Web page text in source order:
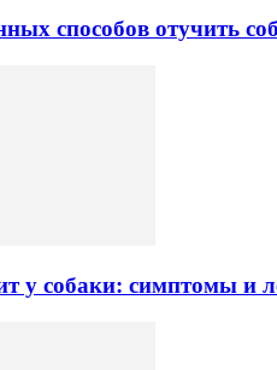
способов отучить
у собаки: симптомы и